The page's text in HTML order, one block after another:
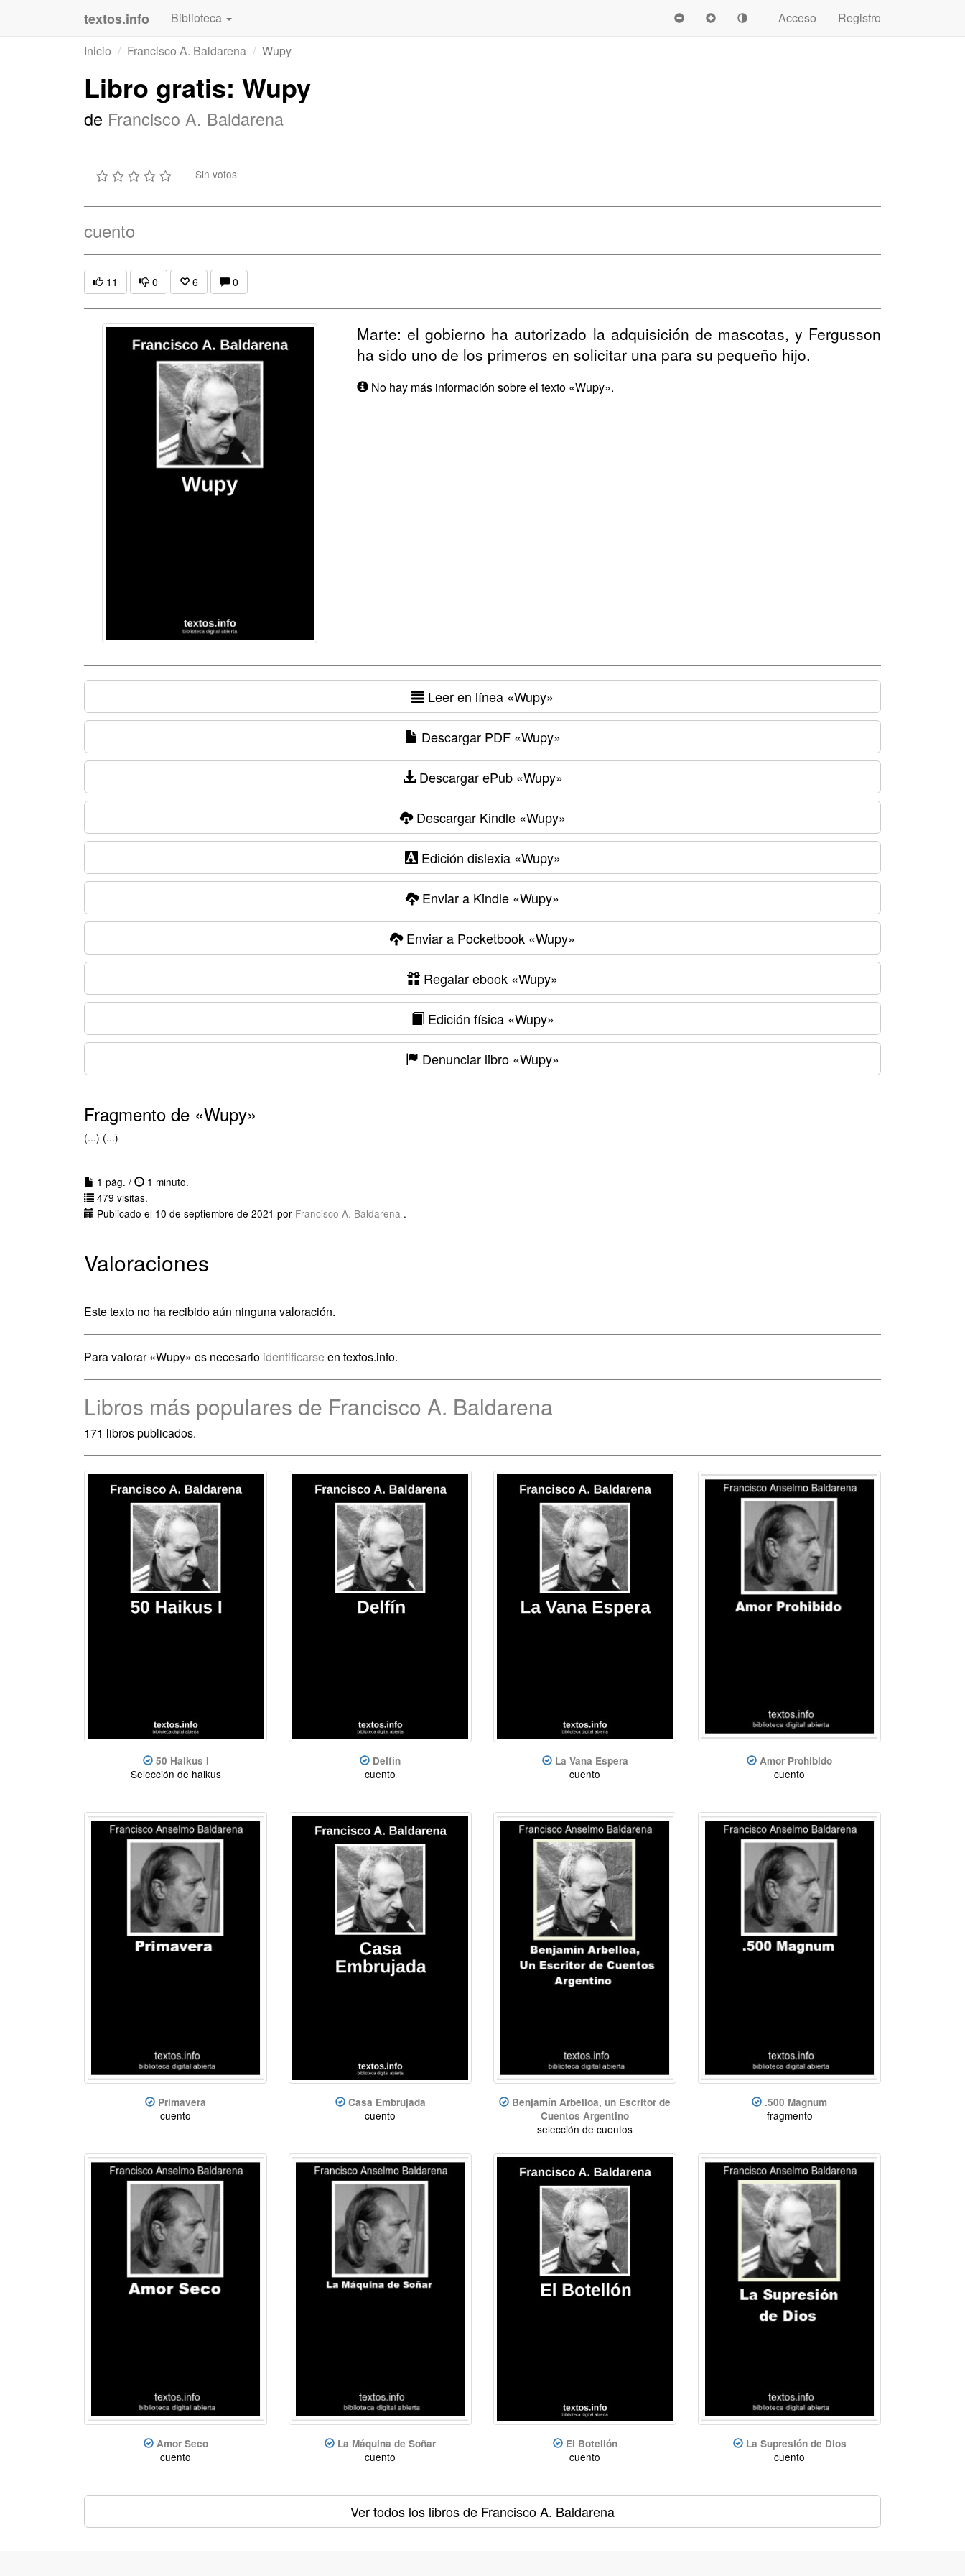
textos.info Biblioteca Acceso
Registro
Inicio
Francisco A. Baldarena Wupy
Libro gratis: Wupy
de Francisco A. Baldarena
Sin votos
cuento
11 0 6 0
Marte: el gobierno ha autorizado la adquisición de mascotas, y Fergusson
ha sido uno de los primeros en solicitar una para su pequeño hijo.
No hay más información sobre el texto «Wupy».
Leer en línea «Wupy»
Descargar PDF«Wupy»
Descargar ePub«Wupy»
Descargar Kindle«Wupy»
Edición dislexia«Wupy»
Enviar a Kindle «Wupy»
Enviar a Pocketbook «Wupy»
Regalar ebook «Wupy»
Edición física«Wupy»
Denunciar libro «Wupy»
Fragmento de «Wupy»
(...) (...)
1 pág. /
1 minuto.
479 visitas.
Publicado el 10 de septiembre de 2021 por Francisco A. Baldarena .
Valoraciones
Este texto no ha recibido aún ninguna valoración.
Para valorar «Wupy» es necesario identificarse en textos.info.
Libros más populares de Francisco A. Baldarena
171 libros publicados.
50 Haikus I
Selección de haikus
Delfín
cuento
La Vana Espera
cuento
Amor Prohibido
cuento
Primavera
cuento
Casa Embrujada
cuento
Benjamín Arbelloa, un Escritor de
Cuentos Argentino
selección de cuentos
.500 Magnum
fragmento
Amor Seco
cuento
La Máquina de Soñar
cuento
El Botellón
cuento
La Supresión de Dios
cuento
Ver todos los librosde Francisco A. Baldarena